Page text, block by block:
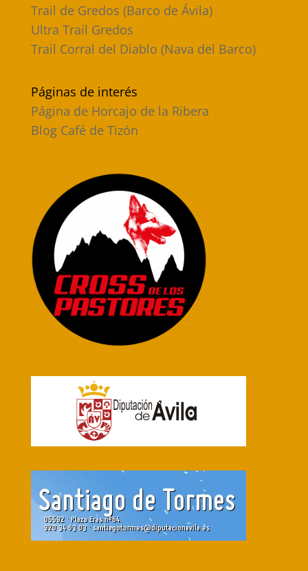
Trail de Gredos (Barco de Ávila)
Ultra Trail Gredos
Trail Corral del Diablo (Nava del Barco)
Páginas de interés
Página de Horcajo de la Ribera
Blog Café de Tizón